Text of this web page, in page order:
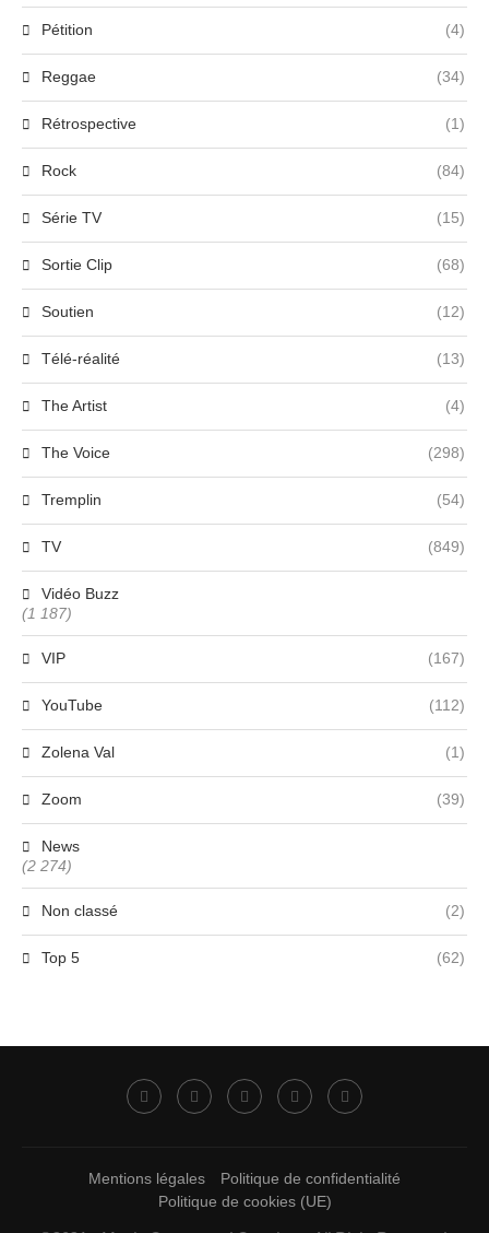
Pétition (4)
Reggae (34)
Rétrospective (1)
Rock (84)
Série TV (15)
Sortie Clip (68)
Soutien (12)
Télé-réalité (13)
The Artist (4)
The Voice (298)
Tremplin (54)
TV (849)
Vidéo Buzz
(1 187)
VIP (167)
YouTube (112)
Zolena Val (1)
Zoom (39)
News
(2 274)
Non classé (2)
Top 5 (62)
Mentions légales
Politique de confidentialité
Politique de cookies (UE)